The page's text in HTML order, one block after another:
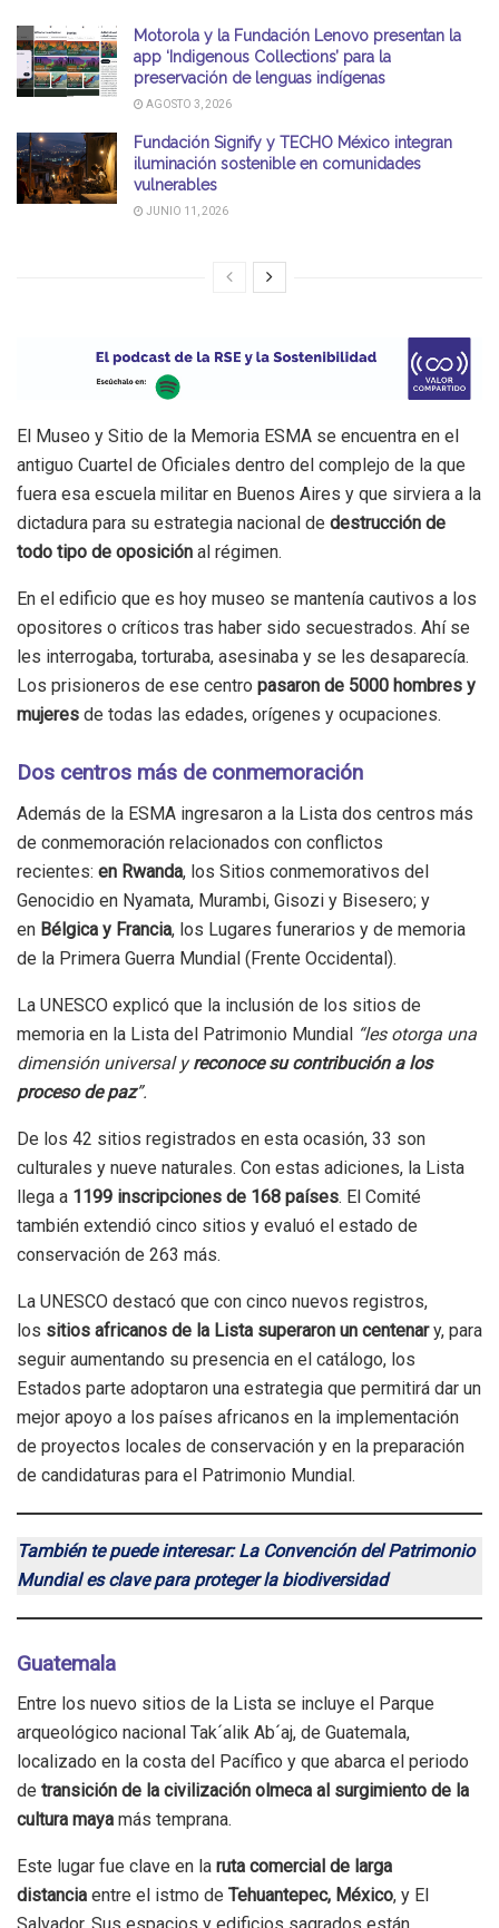
Motorola y la Fundación Lenovo presentan la
app ‘Indigenous Collections’ para la
preservación de lenguas indígenas
AGOSTO 3, 2026
Fundación Signify y TECHO México integran
iluminación sostenible en comunidades
vulnerables
JUNIO 11, 2026
El Museo y Sitio de la Memoria ESMA se encuentra en el
antiguo Cuartel de Oficiales dentro del complejo de la que
fuera esa escuela militar en Buenos Aires y que sirviera a la
dictadura para su estrategia nacional de destrucción de
todo tipo de oposición al régimen.
En el edificio que es hoy museo se mantenía cautivos a los
opositores o críticos tras haber sido secuestrados. Ahí se
les interrogaba, torturaba, asesinaba y se les desaparecía.
Los prisioneros de ese centro pasaron de 5000 hombres y
mujeres de todas las edades, orígenes y ocupaciones.
Dos centros más de conmemoración
Además de la ESMA ingresaron a la Lista dos centros más
de conmemoración relacionados con conflictos
recientes: en Rwanda, los Sitios conmemorativos del
Genocidio en Nyamata, Murambi, Gisozi y Bisesero; y
en Bélgica y Francia, los Lugares funerarios y de memoria
de la Primera Guerra Mundial (Frente Occidental).
La UNESCO explicó que la inclusión de los sitios de
memoria en la Lista del Patrimonio Mundial “les otorga una
dimensión universal yreconoce su contribución a los
proceso de paz”.
De los 42 sitios registrados en esta ocasión, 33 son
culturales y nueve naturales. Con estas adiciones, la Lista
llega a 1199 inscripciones de 168 países. El Comité
también extendió cinco sitios y evaluó el estado de
conservación de 263 más.
La UNESCO destacó que con cinco nuevos registros,
los sitios africanos de la Lista superaron un centenary, para
seguir aumentando su presencia en el catálogo, los
Estados parte adoptaron una estrategia que permitirá dar un
mejor apoyo a los países africanos en la implementación
de proyectos locales de conservación y en la preparación
de candidaturas para el Patrimonio Mundial.
También te puede interesar: La Convención del Patrimonio
Mundial es clave para proteger la biodiversidad
Guatemala
Entre los nuevo sitios de la Lista se incluye el Parque
arqueológico nacional Tak´alik Ab´aj, de Guatemala,
localizado en la costa del Pacífico y que abarca el periodo
de transición de la civilización olmeca al surgimiento de la
cultura maya más temprana.
Este lugar fue clave en la ruta comercial de larga
distancia entre el istmo de Tehuantepec, México, y El